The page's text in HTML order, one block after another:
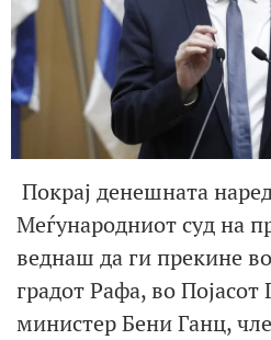
Покрај денешната
Меѓународниот суд на
веднаш да ги прекине
градот Рафа, во Појасот
министер Бени Ганц,